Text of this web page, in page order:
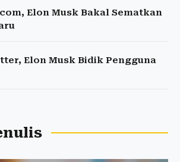
Elon Musk Bakal Sematkan
Elon Musk Bidik Pengguna